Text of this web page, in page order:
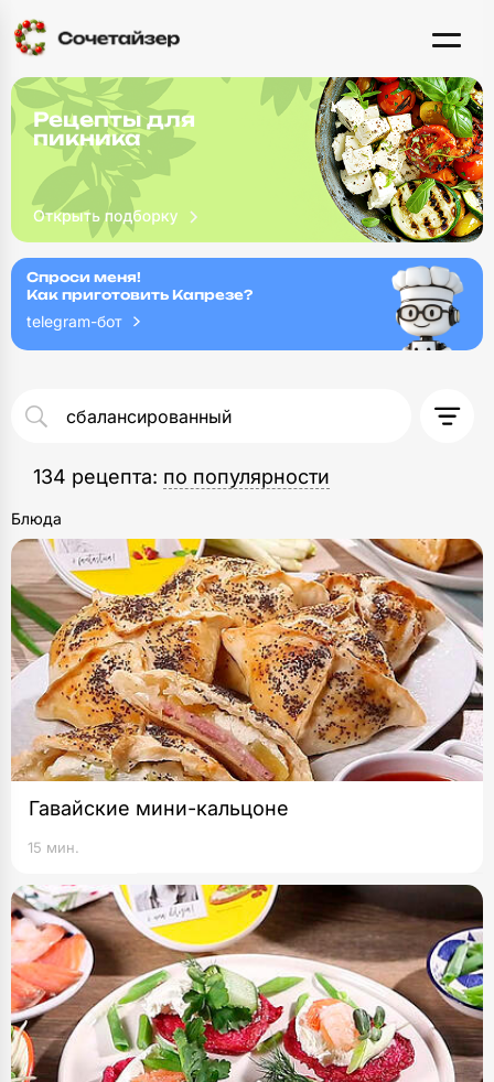
Рецепты для
пикника
Спроси меня!
Как приготовить Капрезе?
telegram-бот
134 рецепта:
Блюда
Гавайские мини-кальцоне
15 мин.